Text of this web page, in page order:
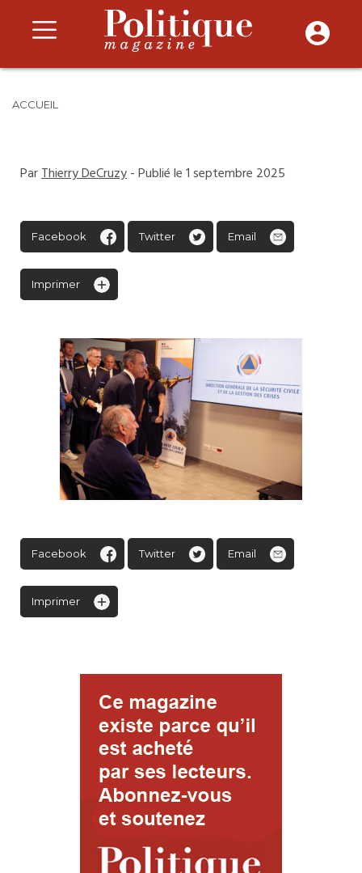
ACCUEIL
ParThierry DeCruzy- Publié le 1 septembre 2025
Facebook Twitter Email
Imprimer
Facebook Twitter Email
Imprimer